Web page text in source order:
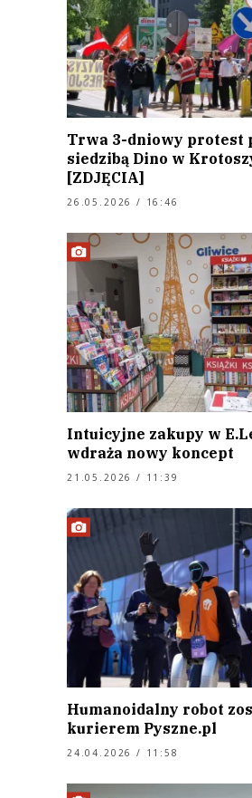
Trwa 3-dniowy protest
siedzibą Dino w
[ZDJĘCIA]
26.05.2026 / 16:46
Intuicyjne zakupy w
wdraża nowy koncept
21.05.2026 / 11:39
Humanoidalny robot
kurierem Pyszne.pl
24.04.2026 / 11:58